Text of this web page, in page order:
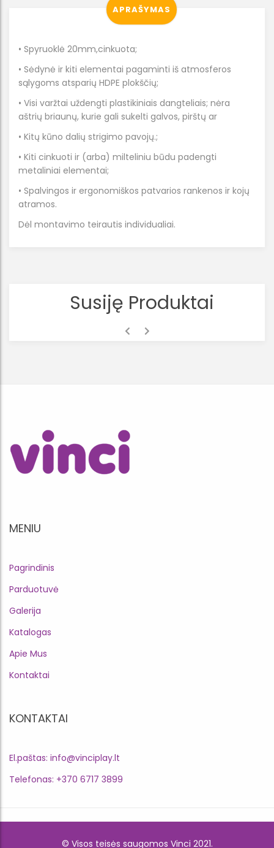
APRAŠYMAS
• Spyruoklė 20mm,cinkuota;
• Sėdynė ir kiti elementai pagaminti iš atmosferos
sąlygoms atsparių HDPE plokščių;
• Visi varžtai uždengti plastikiniais dangteliais; nėra
aštrių briaunų, kurie gali sukelti galvos, pirštų ar
• Kitų kūno dalių strigimo pavojų.;
• Kiti cinkuoti ir (arba) milteliniu būdu padengti
metaliniai elementai;
• Spalvingos ir ergonomiškos patvarios rankenos ir kojų
atramos.
Dėl montavimo teirautis individualiai.
Susiję Produktai
MENIU
Pagrindinis
Parduotuvė
Galerija
Katalogas
Apie Mus
Kontaktai
KONTAKTAI
El.paštas: info@vinciplay.lt
Telefonas: +370 6717 3899
© Visos teisės saugomos Vinci 2021.